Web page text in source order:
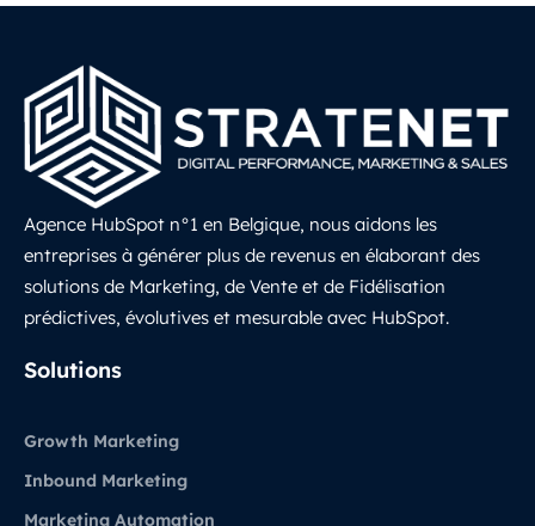
Agence HubSpot n°1 en Belgique, nous aidons les
entreprises à générer plus de revenus en élaborant des
solutions de Marketing, de Vente et de Fidélisation
prédictives, évolutives et mesurable avec HubSpot.
Solutions
Growth Marketing
Inbound Marketing
Marketing Automation